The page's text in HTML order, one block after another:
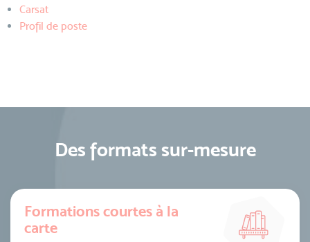
Carsat
Profil de poste
Des formats sur-mesure
Formations courtes à la
carte